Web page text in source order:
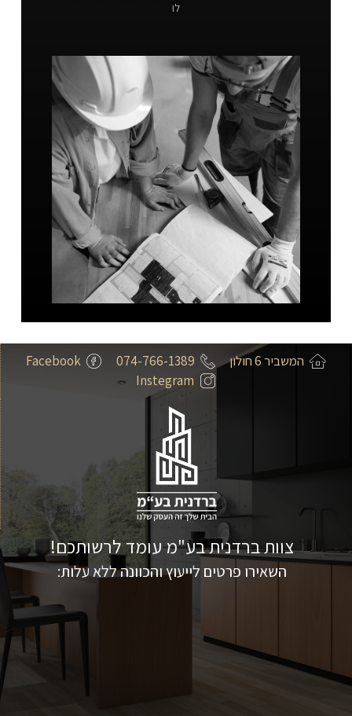
לו
המשביר 6 חולון 074-766-1389
Facebook
Instegram
צוות ברדנית בע"מ עומד לרשותכם!
השאירו פרטים לייעוץ והכוונה ללא עלות: